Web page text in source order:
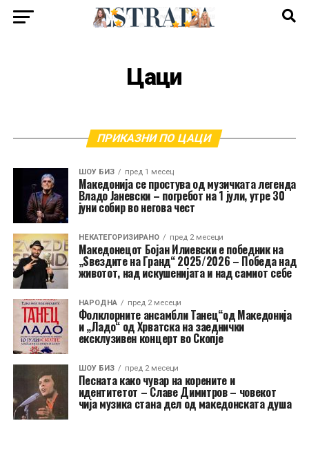
Цаци
ПРИКАЗНИ ПО ЦАЦИ
ШОУ БИЗ пред 1 месец
Македонија се простува од музичката легенда
Владо Јаневски – погребот на 1 јули, утре 30
јуни собир во негова чест
НЕКАТЕГОРИЗИРАНО пред 2 месеци
Македонецот Бојан Илиевски е победник на
„Ѕвездите на Гранд“ 2025/2026 – Победа над
животот, над искушенијата и над самиот себе
НАРОДНА пред 2 месеци
Фолклорните ансамбли Танец“од Македонија
и „Ладо“ од Хрватска на заеднички
ексклузивен концерт во Скопје
ШОУ БИЗ пред 2 месеци
Песната како чувар на корените и
идентитетот – Славе Димитров – човекот
чија музика стана дел од македонската душа